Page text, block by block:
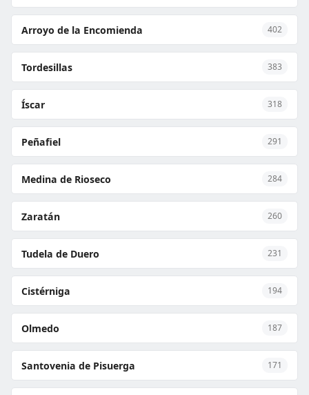
Arroyo de la Encomienda 402
Tordesillas 383
Íscar 318
Peñafiel 291
Medina de Rioseco 284
Zaratán 260
Tudela de Duero 231
Cistérniga 194
Olmedo 187
Santovenia de Pisuerga 171